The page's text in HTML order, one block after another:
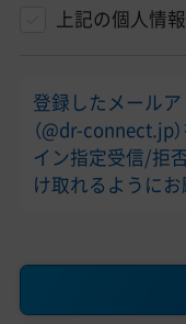
上記の個人情
登録したメール
（@dr-connect.jp
イン指定受信/拒
け取れるようにお